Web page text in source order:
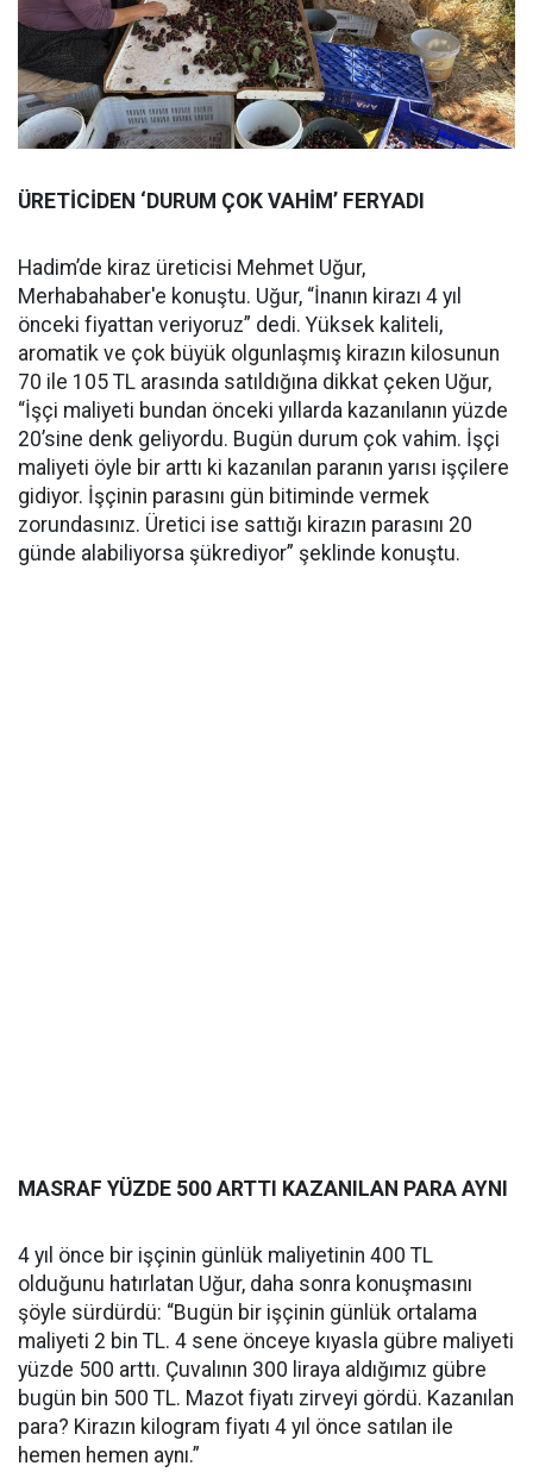
ÜRETİCİDEN ‘DURUM ÇOK VAHİM’ FERYADI
Hadim’de kiraz üreticisi Mehmet Uğur,
Merhabahaber'e konuştu. Uğur, “İnanın kirazı 4 yıl
önceki fiyattan veriyoruz” dedi. Yüksek kaliteli,
aromatik ve çok büyük olgunlaşmış kirazın kilosunun
70 ile 105 TL arasında satıldığına dikkat çeken Uğur,
“İşçi maliyeti bundan önceki yıllarda kazanılanın yüzde
20’sine denk geliyordu. Bugün durum çok vahim. İşçi
maliyeti öyle bir arttı ki kazanılan paranın yarısı işçilere
gidiyor. İşçinin parasını gün bitiminde vermek
zorundasınız. Üretici ise sattığı kirazın parasını 20
günde alabiliyorsa şükrediyor” şeklinde konuştu.
MASRAF YÜZDE 500 ARTTI KAZANILAN PARA AYNI
4 yıl önce bir işçinin günlük maliyetinin 400 TL
olduğunu hatırlatan Uğur, daha sonra konuşmasını
şöyle sürdürdü: “Bugün bir işçinin günlük ortalama
maliyeti 2 bin TL. 4 sene önceye kıyasla gübre maliyeti
yüzde 500 arttı. Çuvalının 300 liraya aldığımız gübre
bugün bin 500 TL. Mazot fiyatı zirveyi gördü. Kazanılan
para? Kirazın kilogram fiyatı 4 yıl önce satılan ile
hemen hemen aynı.”